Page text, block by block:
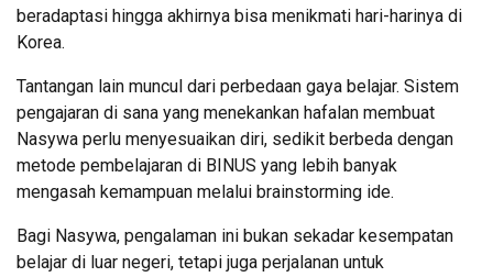
beradaptasi hingga akhirnya bisa menikmati hari-harinya di
Korea.
Tantangan lain muncul dari perbedaan gaya belajar. Sistem
pengajaran di sana yang menekankan hafalan membuat
Nasywa perlu menyesuaikan diri, sedikit berbeda dengan
metode pembelajaran di BINUS yang lebih banyak
mengasah kemampuan melalui brainstorming ide.
Bagi Nasywa, pengalaman ini bukan sekadar kesempatan
belajar di luar negeri, tetapi juga perjalanan untuk